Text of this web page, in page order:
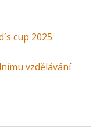
cup 2025
vzdělávání